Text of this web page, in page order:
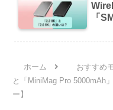
「
バッ
ホーム おすすめ
と「MiniMag Pro 5000mAh
ー】